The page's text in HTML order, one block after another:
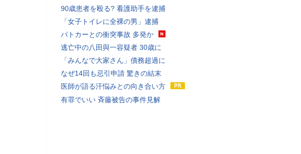
90歳患者を殴る? 看護助手を逮捕
「女子トイレに全裸の男」逮捕
パトカーとの衝突事故 多発か
逃亡中の八田與一容疑者 30歳に
「みんなで大家さん」債務超過に
なぜ14回も忌引申請 驚きの結末
医師が語る汗悩みとの向き合い方
有罪でいい 斉藤被告の事件見解